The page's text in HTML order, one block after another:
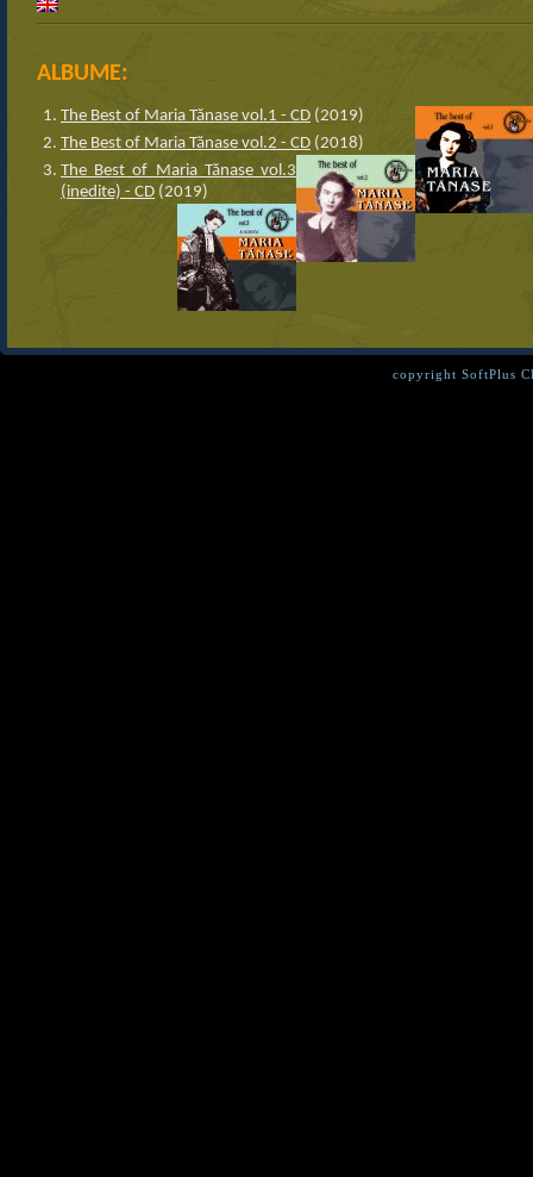
ALBUME:
The Best of Maria Tănase vol.1 - CD (2019)
The Best of Maria Tănase vol.2 - CD (2018)
The Best of Maria Tănase vol.3
(inedite) - CD (2019)
copyright SoftPlus